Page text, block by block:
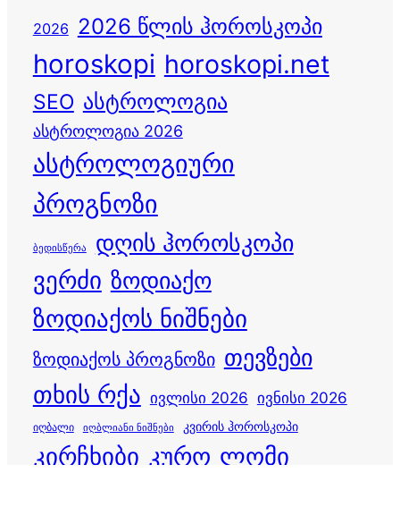
2026 2026 წლის ჰოროსკოპი
horoskopi horoskopi.net
SEO ასტროლოგია
ასტროლოგია 2026
ასტროლოგიური
პროგნოზი
ბედისწერა დღის ჰოროსკოპი
ვერძი ზოდიაქო
ზოდიაქოს ნიშნები
ზოდიაქოს პროგნოზი თევზები
თხის რქა ივლისი 2026 ივნისი 2026
იღბალი იღბლიანი ნიშნები კვირის ჰოროსკოპი
კირჩხიბი კურო ლომი